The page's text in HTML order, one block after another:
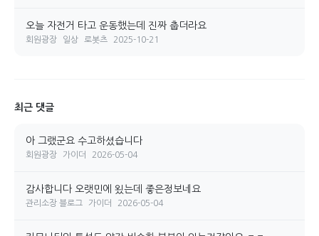
오늘 자전거 타고 운동했는데 진짜 춥더라요
회원광장 일상 로봇츠 2025-10-21
최근 댓글
아 그랬군요 수고하셨습니다
회원광장 가이더 2026-05-04
감사합니다 오랫민에 욌는데 좋은정보네요
관리소장 블로그 가이더 2026-05-04